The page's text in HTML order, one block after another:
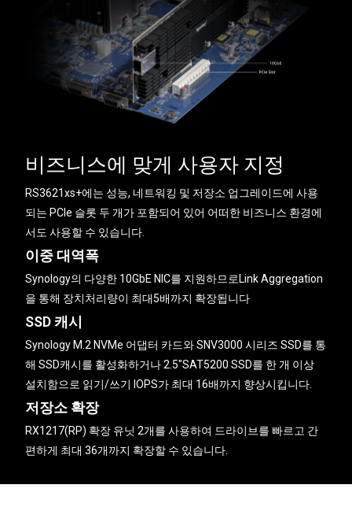
비즈니스에 맞게 사용자 지정
RS3621xs+에는 성능, 네트워킹 및 저장소 업그레이드에 사용
되는 PCIe 슬롯 두 개가 포함되어 있어 어떠한 비즈니스 환경에
서도 사용할 수 있습니다.
이중 대역폭
Synology의 다양한 10GbE NIC를 지원하므로Link Aggregation
을 통해 장치처리량이 최대5배까지 확장됩니다
SSD 캐시
Synology M.2 NVMe 어댑터 카드와 SNV3000 시리즈 SSD를 통
해 SSD캐시를 활성화하거나 2.5″SAT5200 SSD를 한 개 이상
설치함으로 읽기/쓰기 IOPS가 최대 16배까지 향상시킵니다.
저장소 확장
RX1217(RP) 확장 유닛 2개를 사용하여 드라이브를 빠르고 간
편하게 최대 36개까지 확장할 수 있습니다.